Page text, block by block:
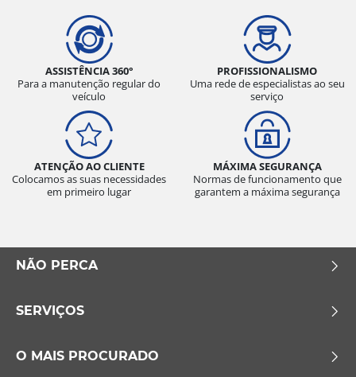
ASSISTÊNCIA 360°
Para a manutenção regular do
veículo
PROFISSIONALISMO
Uma rede de especialistas ao seu
serviço
ATENÇÃO AO CLIENTE
Colocamos as suas necessidades
em primeiro lugar
MÁXIMA SEGURANÇA
Normas de funcionamento que
garantem a máxima segurança
NÃO PERCA
SERVIÇOS
O MAIS PROCURADO